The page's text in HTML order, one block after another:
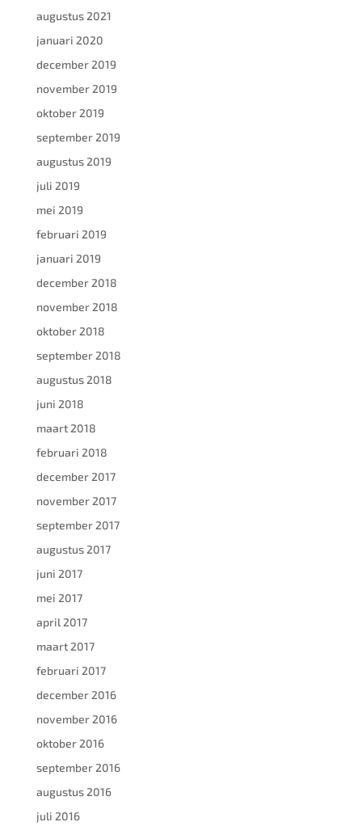
augustus 2021
januari 2020
december 2019
november 2019
oktober 2019
september 2019
augustus 2019
juli 2019
mei 2019
februari 2019
januari 2019
december 2018
november 2018
oktober 2018
september 2018
augustus 2018
juni 2018
maart 2018
februari 2018
december 2017
november 2017
september 2017
augustus 2017
juni 2017
mei 2017
april 2017
maart 2017
februari 2017
december 2016
november 2016
oktober 2016
september 2016
augustus 2016
juli 2016